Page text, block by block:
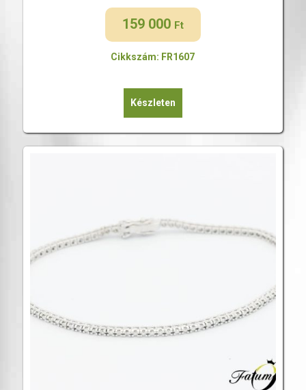
159 000 Ft
Cikkszám: FR1607
Készleten